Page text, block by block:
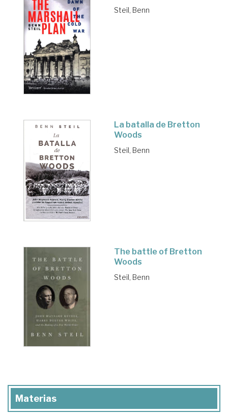
Steil, Benn
La batalla de Bretton
Woods
Steil, Benn
The battle of Bretton
Woods
Steil, Benn
Materias